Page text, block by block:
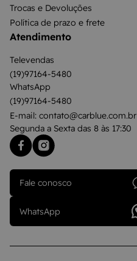
Trocas e Devoluções
Política de prazo e frete
Atendimento
Televendas
(19)97164-5480
WhatsApp
(19)97164-5480
E-mail: contato@carblue.com.br
Segunda a Sexta das 8 às 17:30
Fale conosco
WhatsApp